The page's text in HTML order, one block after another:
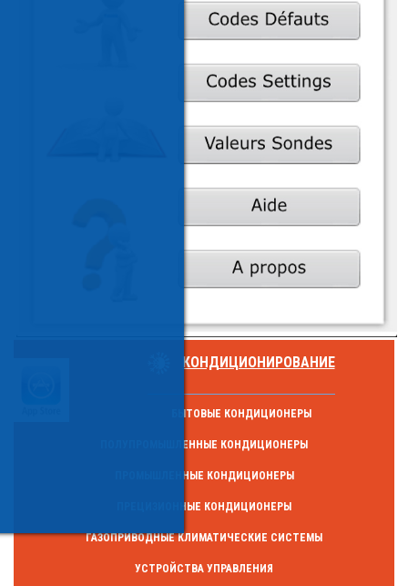
КОНДИЦИОНИРОВАНИЕ
БЫТОВЫЕ КОНДИЦИОНЕРЫ
ПОЛУПРОМЫШЛЕННЫЕ КОНДИЦИОНЕРЫ
ПРОМЫШЛЕННЫЕ КОНДИЦИОНЕРЫ
ПРЕЦИЗИОННЫЕ КОНДИЦИОНЕРЫ
ГАЗОПРИВОДНЫЕ КЛИМАТИЧЕСКИЕ СИСТЕМЫ
УСТРОЙСТВА УПРАВЛЕНИЯ